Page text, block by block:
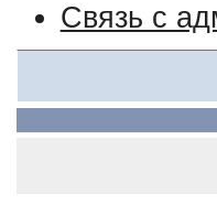
Связь с